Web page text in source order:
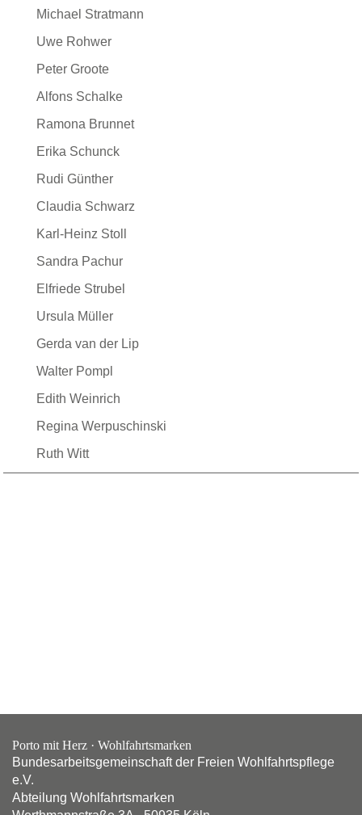
Michael Stratmann
Uwe Rohwer
Peter Groote
Alfons Schalke
Ramona Brunnet
Erika Schunck
Rudi Günther
Claudia Schwarz
Karl-Heinz Stoll
Sandra Pachur
Elfriede Strubel
Ursula Müller
Gerda van der Lip
Walter Pompl
Edith Weinrich
Regina Werpuschinski
Ruth Witt
Porto mit Herz · Wohlfahrtsmarken
Bundesarbeitsgemeinschaft der Freien Wohlfahrtspflege
e.V.
Abteilung Wohlfahrtsmarken